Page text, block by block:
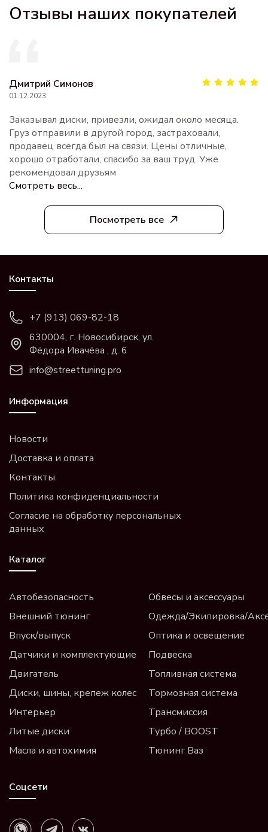
Отзывы наших покупателей
Посмотреть все
Дмитрий Симонов
01.12.2023
Заказывал диски, привезли, ожидал около месяца.
Груз отправили в другой город, застраховали,
продавец всегда был на связи. Цены отличные,
хорошо отработали, спасибо за ваш труд. Уже
рекомендовал друзьям
Смотреть весь...
Контакты
+7 (913) 069-82-18
630004, г. Новосибирск, ул.
Фёдора Ивачёва , д. 6
info@streettuning.pro
Информация
Новости
Доставка и оплата
Контакты
Политика конфиденциальности
Согласие на обработку персональных
данных
Каталог
Автобезопасность
Внешний тюнинг
Впуск/выпуск
Датчики и комплектующие
Двигатель
Диски, шины, крепеж колес
Интерьер
Литые диски
Масла и автохимия
Обвесы и аксессуары
Одежда/Экипировка/
Оптика и освещение
Подвеска
Топливная система
Тормозная система
Трансмиссия
Турбо / BOOST
Тюнинг Ваз
Соцсети